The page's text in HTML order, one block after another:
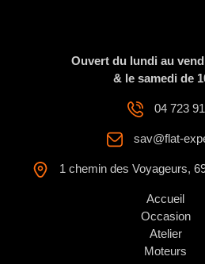
Ouvert du lundi au
& le samedi de
04 723
sav@flat-
1 chemin des Voyageurs,
Accueil
Occasion
Atelier
Moteurs